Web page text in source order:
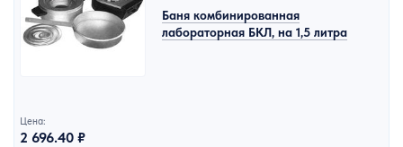
Баня комбинированная
лабораторная БКЛ, на 1,5 литра
Цена:
2 696.40 ₽